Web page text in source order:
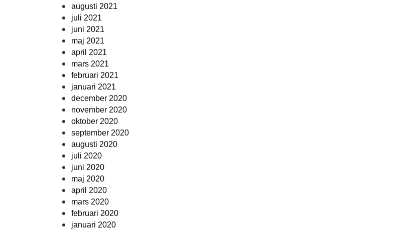
augusti 2021
juli 2021
juni 2021
maj 2021
april 2021
mars 2021
februari 2021
januari 2021
december 2020
november 2020
oktober 2020
september 2020
augusti 2020
juli 2020
juni 2020
maj 2020
april 2020
mars 2020
februari 2020
januari 2020